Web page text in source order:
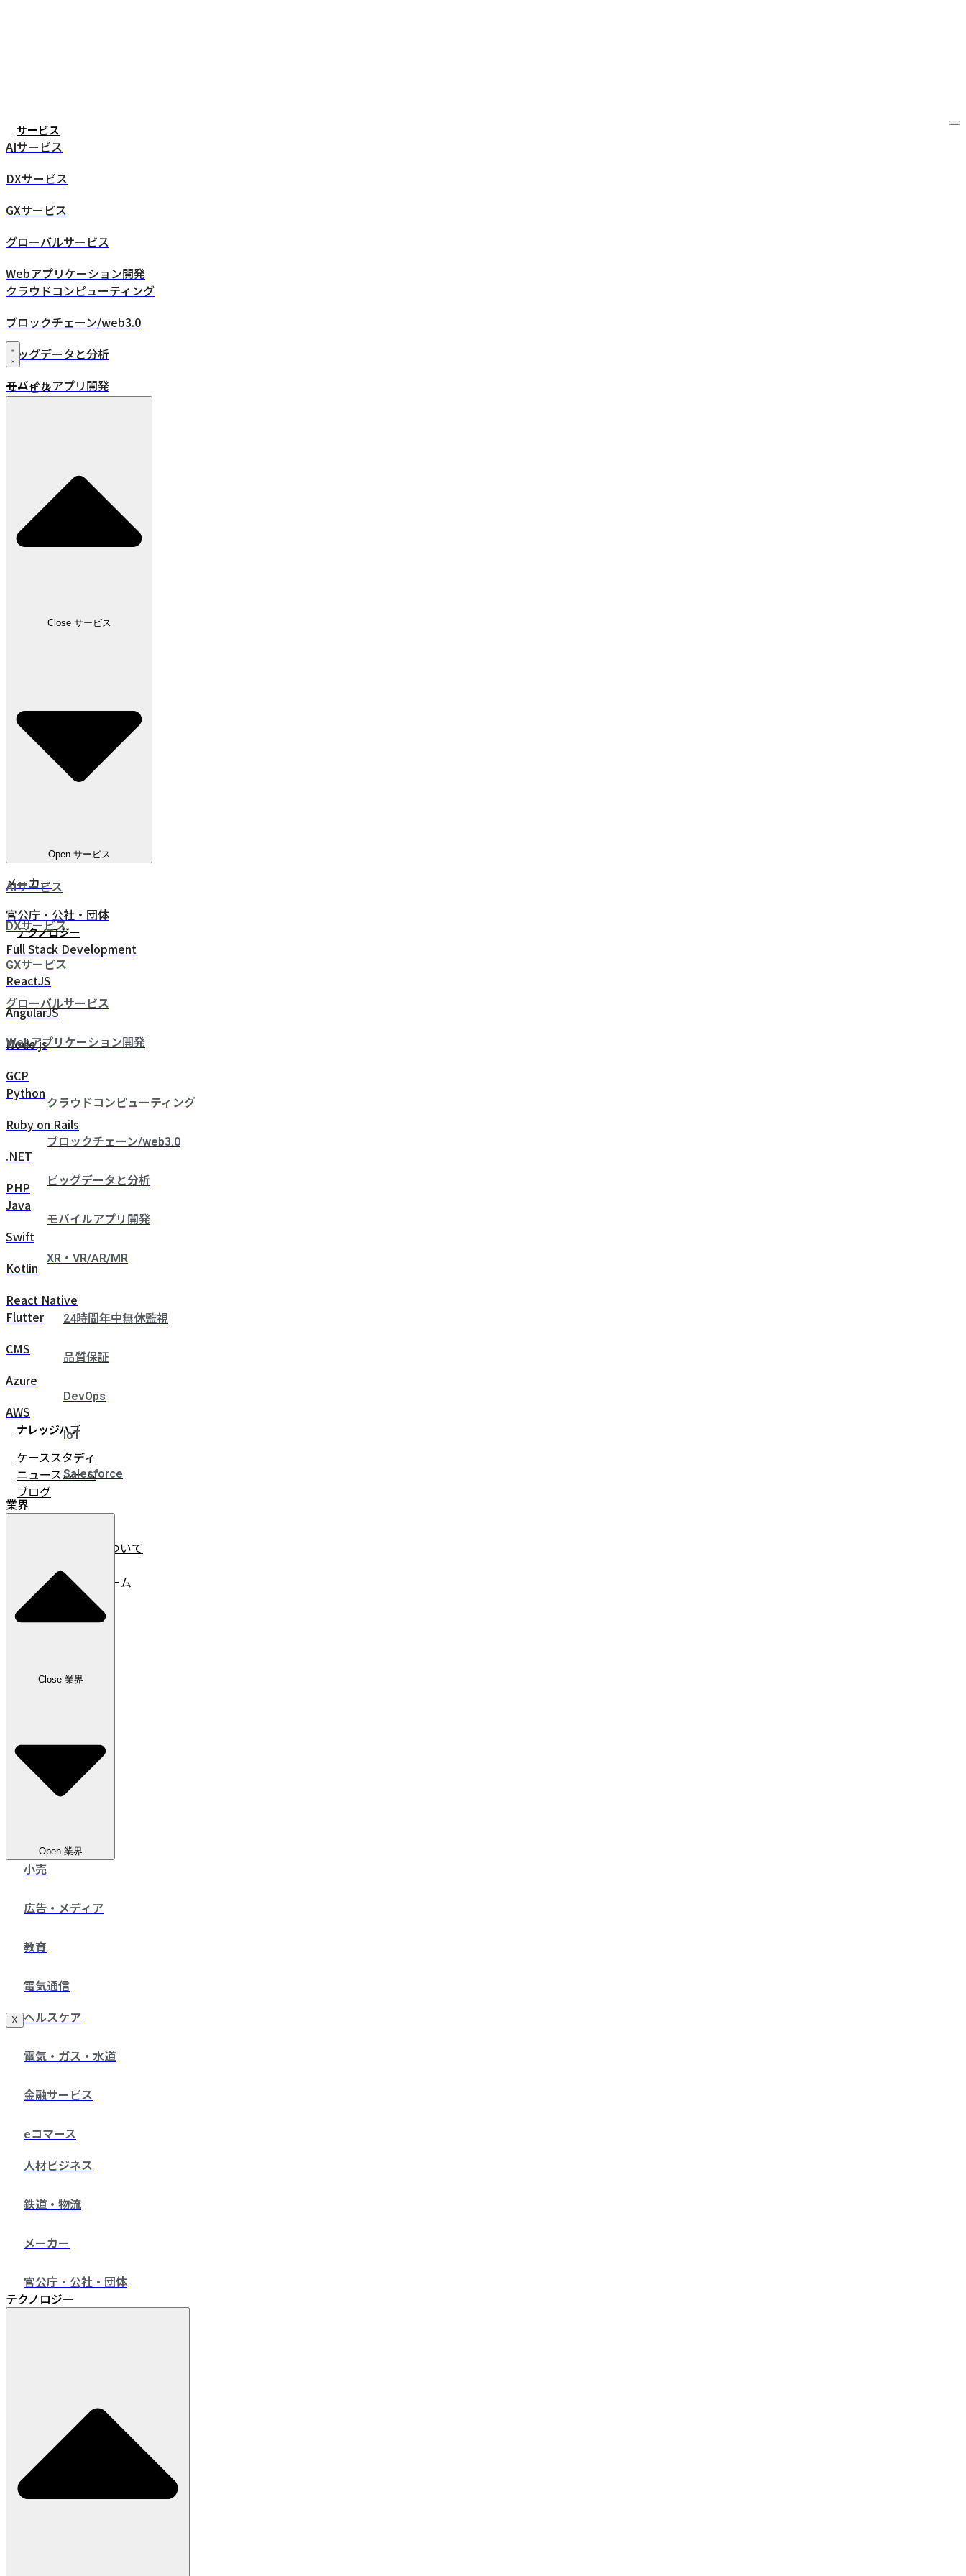
サービス
AIサービス
DXサービス
GXサービス
グローバルサービス
Webアプリケーション開発
クラウドコンピューティング
ブロックチェーン/web3.0
ビッグデータと分析
モバイルアプリ開発
DevOps
IoT
広告・メディア
ヘルスケア
電気・ガス・水道
金融サービス
鉄道・物流
メーカー
官公庁・公社・団体
テクノロジー
Full Stack Development
ReactJS
AngularJS
Node.js
GCP
Python
Ruby on Rails
.NET
PHP
Java
Swift
Kotlin
React Native
Flutter
CMS
Azure
AWS
ナレッジハブ
ケーススタディ
ニュースルーム
ブログ
イノベーチャーについて
リーダーシップチーム
採用情報
お問い合わせ
X
サービス
Close サービス
Open サービス
AIサービス
DXサービス
GXサービス
グローバルサービス
Webアプリケーション開発
クラウドコンピューティング
ブロックチェーン/web3.0
ビッグデータと分析
モバイルアプリ開発
XR・VR/AR/MR
24時間年中無休監視
品質保証
DevOps
IoT
Salesforce
業界
Close 業界
Open 業界
小売
広告・メディア
教育
電気通信
ヘルスケア
電気・ガス・水道
金融サービス
eコマース
人材ビジネス
鉄道・物流
メーカー
官公庁・公社・団体
テクノロジー